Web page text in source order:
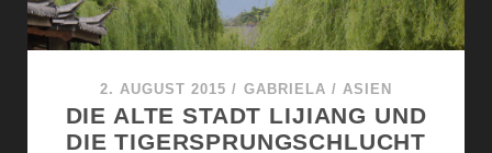
2. AUGUST 2015 / GABRIELA / ASIEN
DIE ALTE STADT LIJIANG UND
DIE TIGERSPRUNGSCHLUCHT